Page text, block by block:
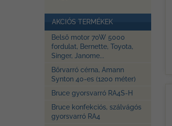
AKCIÓS TERMÉKEK
Belső motor 70W 5000
fordulat, Bernette, Toyota,
Singer, Janome...
Bőrvarró cérna, Amann
Synton 40-es (1200 méter)
Bruce gyorsvarró RA4S-H
Bruce konfekciós, szálvágós
gyorsvarró RA4